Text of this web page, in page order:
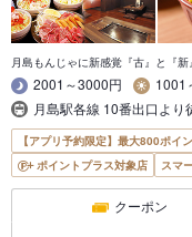
月島もんじゃに新感覚『古』と『
2001～3000円
1001
月島駅各線 10番出口より
【アプリ予約限定】最大800ポイ
ポイントプラス対象店
スマ
クーポン